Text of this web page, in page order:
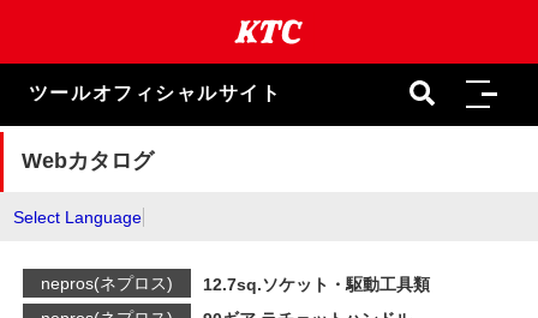
ま
キ
ツールオフィシャルサイト
Webカタログ
Select Language
nepros(ネプロス)
12.7sq.ソケット・駆動工具類